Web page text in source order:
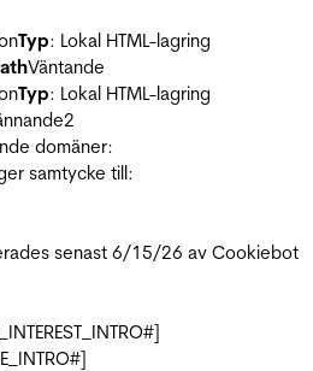
Typ: Lokal HTML-lagring
Väntande
Typ: Lokal HTML-lagring
2
domäner:
samtycke till:
senast 6/15/26 av Cookiebot